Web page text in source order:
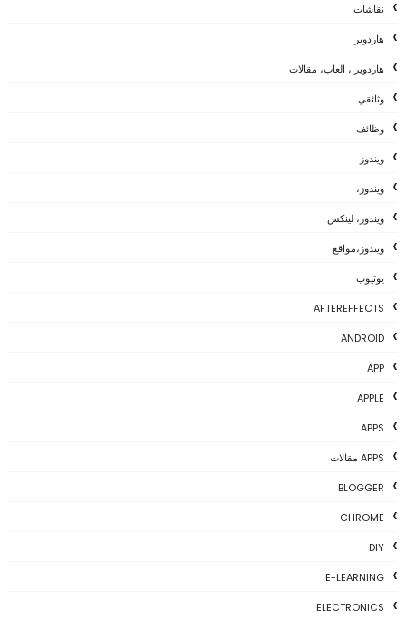
نقاشات
هاردوير
هاردوير ، العاب، مقالات
وثائقي
وظائف
ويندوز
ويندوز،
ويندوز، لينكس
ويندوز،مواقع
يوتيوب
AFTEREFFECTS
ANDROID
APP
APPLE
APPS
APPS مقالات
BLOGGER
CHROME
DIY
E-LEARNING
ELECTRONICS